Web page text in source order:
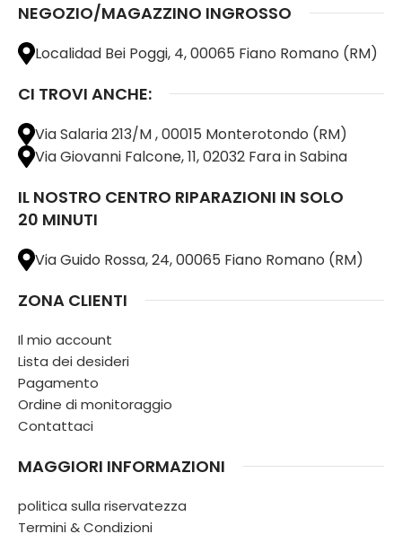
NEGOZIO/MAGAZZINO INGROSSO
Localidad Bei Poggi, 4, 00065 Fiano Romano (RM)
CI TROVI ANCHE:
Via Salaria 213/M , 00015 Monterotondo (RM)
Via Giovanni Falcone, 11, 02032 Fara in Sabina
IL NOSTRO CENTRO RIPARAZIONI IN SOLO
20 MINUTI
Via Guido Rossa, 24, 00065 Fiano Romano (RM)
ZONA CLIENTI
Il mio account
Lista dei desideri
Pagamento
Ordine di monitoraggio
Contattaci
MAGGIORI INFORMAZIONI
politica sulla riservatezza
Termini & Condizioni